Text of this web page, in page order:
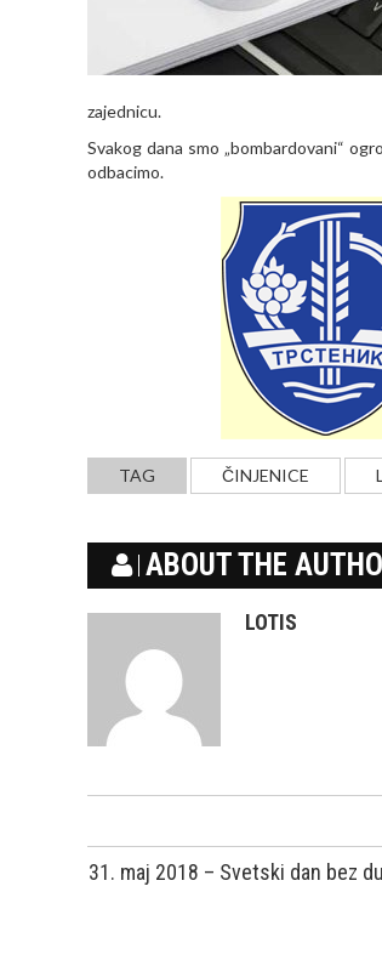
zajednicu.
Svakog dana smo „bombardovani“
odbacimo.
TAG ČINJENICE
ABOUT THE
LOTIS
31. maj 2018 – Svetski dan bez